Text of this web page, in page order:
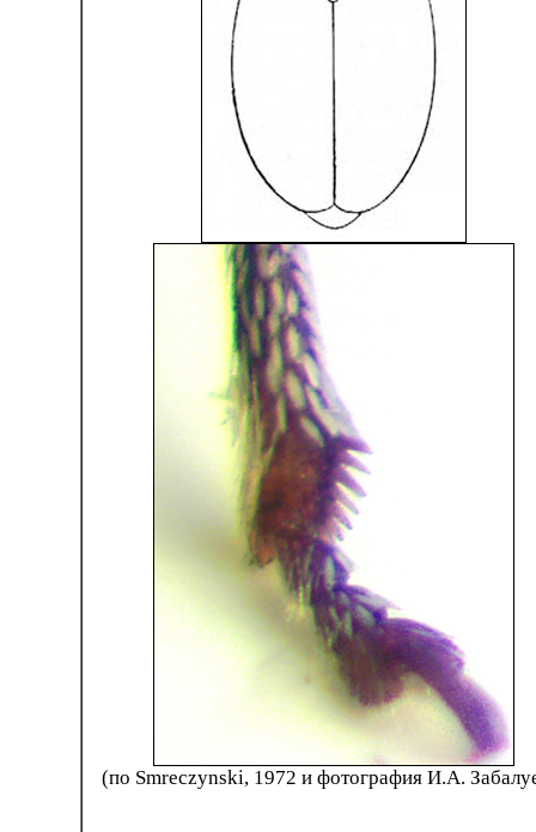
(по Smreczynski, 1972 и фотография И.А.